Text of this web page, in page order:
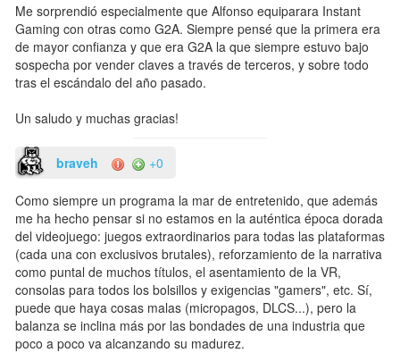
Me sorprendió especialmente que Alfonso equiparara Instant
Gaming con otras como G2A. Siempre pensé que la primera era
de mayor confianza y que era G2A la que siempre estuvo bajo
sospecha por vender claves a través de terceros, y sobre todo
tras el escándalo del año pasado.
Un saludo y muchas gracias!
braveh +0
Como siempre un programa la mar de entretenido, que además
me ha hecho pensar si no estamos en la auténtica época dorada
del videojuego: juegos extraordinarios para todas las plataformas
(cada una con exclusivos brutales), reforzamiento de la narrativa
como puntal de muchos títulos, el asentamiento de la VR,
consolas para todos los bolsillos y exigencias "gamers", etc. Sí,
puede que haya cosas malas (micropagos, DLCS...), pero la
balanza se inclina más por las bondades de una industria que
poco a poco va alcanzando su madurez.